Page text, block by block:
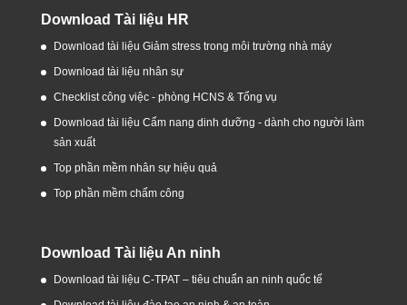
Download Tài liệu HR
Download tài liệu Giảm stress trong môi trường nhà máy
Download tài liệu nhân sự
Checklist công việc - phòng HCNS & Tổng vụ
Download tài liệu Cẩm nang dinh dưỡng - dành cho người làm
sản xuất
Top phần mềm nhân sự hiệu quả
Top phần mềm chấm công
Download Tài liệu An ninh
Download tài liệu C-TPAT – tiêu chuẩn an ninh quốc tế